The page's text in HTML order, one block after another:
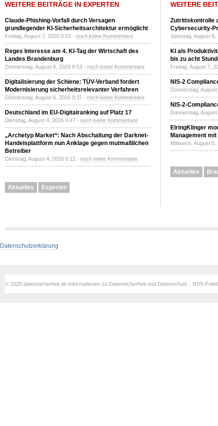
WEITERE BEITRÄGE IN EXPERTEN
Claude-Phishing-Vorfall durch Versagen
grundlegender KI-Sicherheitsarchitektur ermöglicht
Freitag, August 7, 2026 0:03 - noch keine Kommentare
Reges Interesse am 4. KI-Tag der Wirtschaft des
Landes Brandenburg
Donnerstag, August 6, 2026 8:53 - noch keine Kommentare
Digitalisierung der Schiene: TÜV-Verband fordert
Modernisierung sicherheitsrelevanter Verfahren
Donnerstag, August 6, 2026 0:37 - noch keine Kommentare
Deutschland im EU-Digitalranking auf Platz 17
Dienstag, August 4, 2026 0:47 - noch keine Kommentare
„Archetyp Market“: Nach Abschaltung der Darknet-
Handelsplattform nun Anklage gegen mutmaßlichen
Betreiber
Dienstag, August 4, 2026 0:12 - noch keine Kommentare
Aktuelles Experten
WEITERE
Zutrittskontrolle
Cybersecurity-
Samstag, August
KI als
bis zu acht
Freitag, August 7,
NIS-2
Donnerstag,
NIS-2-
Donnerstag,
ElringKlinger
Management
Mittwoch, August
Aktuelles
Datenschutzerklärung
© 2020 datensicherheit.de Informationen zu Datensicherheit und Datenschutz - RSS-